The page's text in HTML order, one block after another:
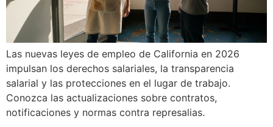
Las nuevas leyes de empleo de California en 2026
impulsan los derechos salariales, la transparencia
salarial y las protecciones en el lugar de trabajo.
Conozca las actualizaciones sobre contratos,
notificaciones y normas contra represalias.